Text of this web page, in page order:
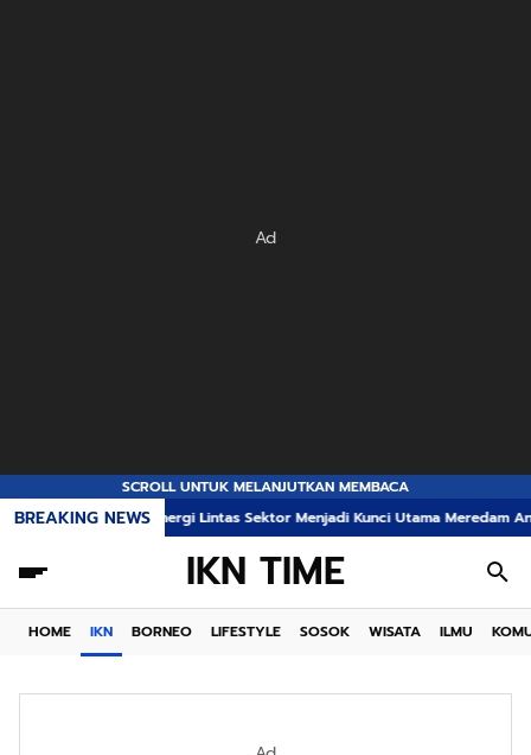
Ad
SCROLL UNTUK MELANJUTKAN MEMBACA
BREAKING NEWS
Lintas Sektor Menjadi Kunci Utama Meredam Ancaman Kebakaran
IKN TIME
HOME IKN BORNEO LIFESTYLE SOSOK WISATA ILMU